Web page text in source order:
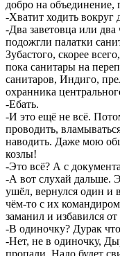
добро на объединение,
-Хватит ходить вокруг
-Два заветовца или два
подожгли палатки
Зубастого, скорее
пока санитары на
санитаров, Индиго,
охранника
-Ебать.
-И это ещё не всё.
проводить,
наводить. Даже мою
козлы!
-Это всё? А с
-А вот слухай дальше.
ушёл, вернулся один и
чём-то с их
заманил и избавился
-В одиночку? Дурак
-Нет, не в одиночку,